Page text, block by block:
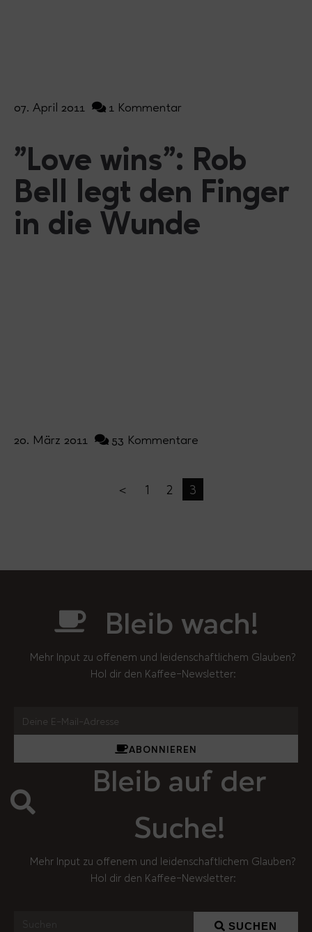
07. April 2011 1 Kommentar
"Love wins": Rob
Bell legt den Finger
in die Wunde
20. März 2011 53 Kommentare
＜ 1 2 3
Bleib wach!
Mehr Input zu offenem und leidenschaftlichem Glauben?
Hol dir den Kaffee-Newsletter:
ABONNIEREN
Bleib auf der
Suche!
Mehr Input zu offenem und leidenschaftlichem Glauben?
Hol dir den Kaffee-Newsletter:
SUCHEN